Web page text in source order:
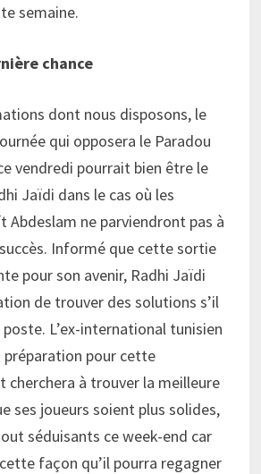
semaine.
chance
dont nous disposons, le
qui opposera le Paradou
vendredi pourrait bien être le
Jaïdi dans le cas où les
Abdeslam ne parviendront pas à
Informé que cette sortie
pour son avenir, Radhi Jaïdi
de trouver des solutions s’il
L’ex-international tunisien
préparation pour cette
à trouver la meilleure
ses joueurs soient plus solides,
séduisants ce week-end car
façon qu’il pourra regagner